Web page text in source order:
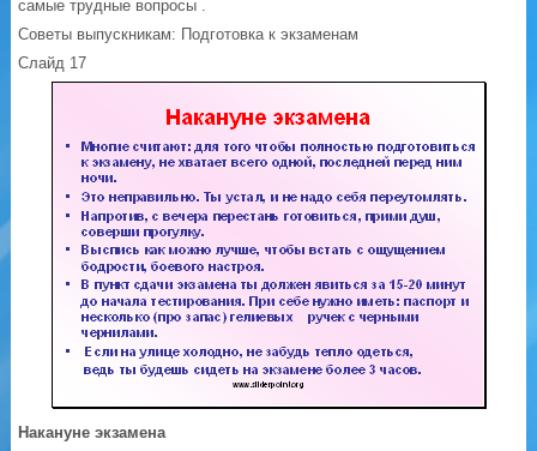
самые трудные вопросы .
Советы выпускникам: Подготовка к экзаменам
Слайд 17
Накануне экзамена